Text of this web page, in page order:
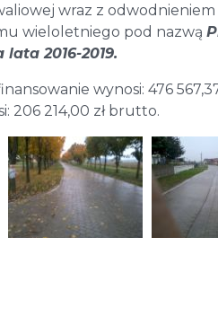
wraz z
wieloletniego pod nazwą
2016-2019.
wynosi: 476
206 214,00 zł brutto.